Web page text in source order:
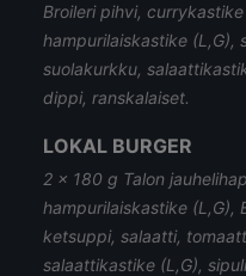
Broileri pihvi,
hampurilaiskastike (L,G),
suolakurkku,
dippi, ranskalaiset.
LOKAL BURGER
2 x 180 g Talon
hampurilaiskastike (L,G),
ketsuppi, salaatti,
salaattikastike (L,G),